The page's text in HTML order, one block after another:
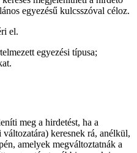
egyezésű kulcsszóval céloz.
el.
egyezési típusa;
meg a hirdetést, ha a
keresnek rá, anélkül,
amelyek megváltoztatnák a